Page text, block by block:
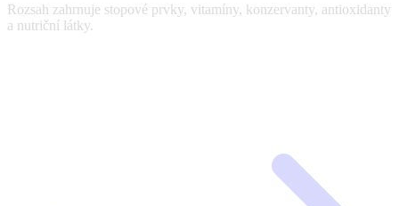
Rozsah zahrnuje stopové prvky, vitamíny, konzervanty, antioxidanty
a nutriční látky.